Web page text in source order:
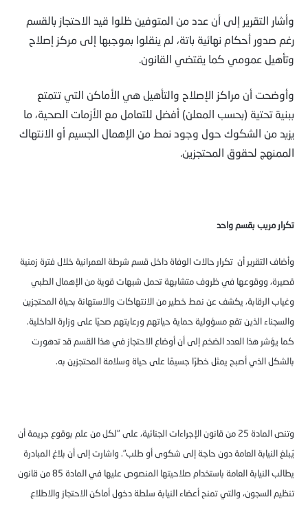
وأشار التقرير إلى أن عدد من المتوفين ظلوا قيد الاحتجاز بالقسم
رغم صدور أحكام نهائية باتة، لم ينقلوا بموجبها إلى مركز إصلاح
وتأهيل عمومي كما يقتضي القانون.
وأوضحت أن مراكز الإصلاح والتأهيل هي الأماكن التي تتمتع
ببنية تحتية (بحسب المعلن) أفضل للتعامل مع الأزمات الصحية، ما
يزيد من الشكوك حول وجود نمط من الإهمال الجسيم أو الانتهاك
الممنهج لحقوق المحتجزين.
تكرار مريب بقسم واحد
وأضاف التقرير أن تكرار حالات الوفاة داخل قسم شرطة العمرانية خلال فترة زمنية
قصيرة، ووقوعها في ظروف متشابهة تحمل شبهات قوية من الإهمال الطبي
وغياب الرقابة، يكشف عن نمط خطير من الانتهاكات والاستهانة بحياة المحتجزين
والسجناء الذين تقع مسؤولية حماية حياتهم ورعايتهم صحيًا على وزارة الداخلية.
كما يؤشر هذا العدد الضخم إلى أن أوضاع الاحتجاز في هذا القسم قد تدهورت
بالشكل الذي أصبح يمثل خطرًا جسيمًا على حياة وسلامة المحتجزين به.
وتنص المادة 25 من قانون الإجراءات الجنائية، على "لكل من علم بوقوع جريمة أن
يُبلغ النيابة العامة دون حاجة إلى شكوى أو طلب". واشارت إلى أن بلاغ المبادرة
يطالب النيابة العامة باستخدام صلاحيتها المنصوص عليها في المادة 85 من قانون
تنظيم السجون، والتي تمنح أعضاء النيابة سلطة دخول أماكن الاحتجاز والاطلاع